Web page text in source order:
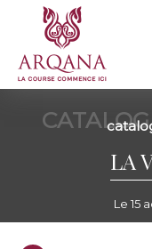
LA
Le 15